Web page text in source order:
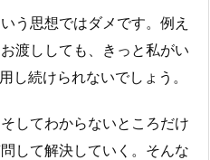
う思想ではダメです。例え
渡ししても、きっと私がい
し続けられないでしょう。
してわからないところだけ
して解決していく。そんな